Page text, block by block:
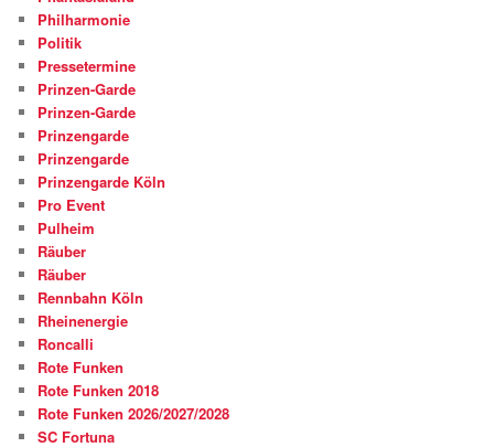
Philharmonie
Politik
Pressetermine
Prinzen-Garde
Prinzen-Garde
Prinzengarde
Prinzengarde
Prinzengarde Köln
Pro Event
Pulheim
Räuber
Räuber
Rennbahn Köln
Rheinenergie
Roncalli
Rote Funken
Rote Funken 2018
Rote Funken 2026/2027/2028
SC Fortuna